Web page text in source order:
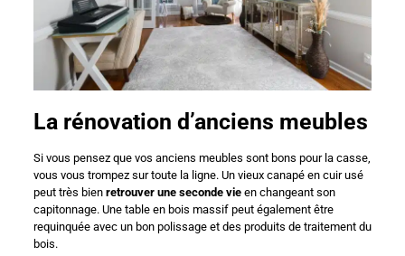
La rénovation d’anciens meubles
Si vous pensez que vos anciens meubles sont bons pour la casse,
vous vous trompez sur toute la ligne. Un vieux canapé en cuir usé
peut très bien retrouver une seconde vieen changeant son
capitonnage. Une table en bois massif peut également être
requinquée avec un bon polissage et des produits de traitement du
bois.